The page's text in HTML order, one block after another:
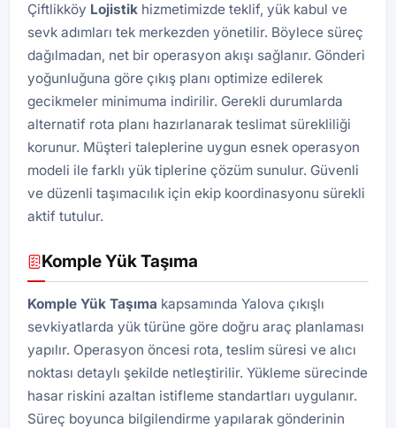
Çiftlikköy Lojistik hizmetimizde teklif, yük kabul ve
sevk adımları tek merkezden yönetilir. Böylece süreç
dağılmadan, net bir operasyon akışı sağlanır. Gönderi
yoğunluğuna göre çıkış planı optimize edilerek
gecikmeler minimuma indirilir. Gerekli durumlarda
alternatif rota planı hazırlanarak teslimat sürekliliği
korunur. Müşteri taleplerine uygun esnek operasyon
modeli ile farklı yük tiplerine çözüm sunulur. Güvenli
ve düzenli taşımacılık için ekip koordinasyonu sürekli
aktif tutulur.
Komple Yük Taşıma
Komple Yük Taşıma kapsamında Yalova çıkışlı
sevkiyatlarda yük türüne göre doğru araç planlaması
yapılır. Operasyon öncesi rota, teslim süresi ve alıcı
noktası detaylı şekilde netleştirilir. Yükleme sürecinde
hasar riskini azaltan istifleme standartları uygulanır.
Süreç boyunca bilgilendirme yapılarak gönderinin